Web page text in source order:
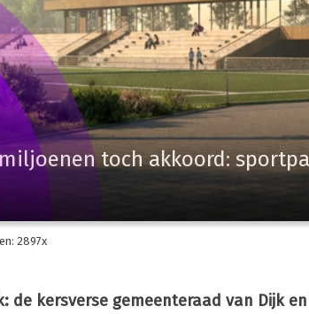
toch akkoord:
2897x
de kersverse gemeenteraad van Dijk